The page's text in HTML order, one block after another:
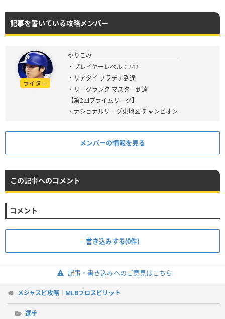
記事を書いている攻略メンバー
ライター
やりこみ
・プレイヤーレベル：242
・リアタイ プラチナ到達
・リーグランク マスター到達
【第2回プライムリーグ】
・ナショナルリーグ東地区 チャンピオン
メンバーの情報を見る
この記事へのコメント
コメント
書き込みする(0件)
記事・書き込みへのご意見はこちら
メジャスピ攻略｜MLBプロスピリット
選手